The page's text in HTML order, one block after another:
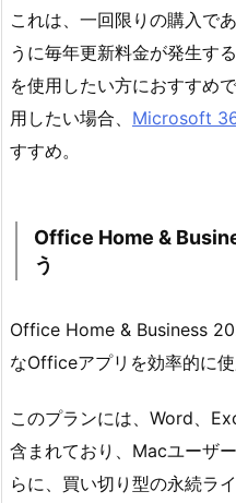
これは、一回限りの購入で
うに毎年更新料金が発生す
を使用したい方におすすめ
用したい場合、 Microsoft
すすめ。
Office Home &
う
Office Home & Business
なOfficeアプリを効率的に
このプランには、Word、
含まれており、Macユーザ
らに、買い切り型の永続ラ